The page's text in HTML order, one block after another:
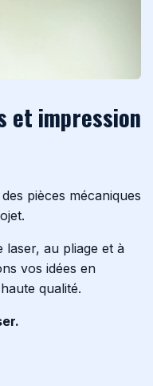
et impression
pièces mécaniques
laser, au pliage et à
vos idées en
qualité.